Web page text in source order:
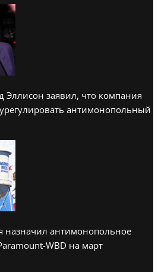
Эллисон заявил, что компания
антимонопольный
назначил антимонопольное
WBD на март